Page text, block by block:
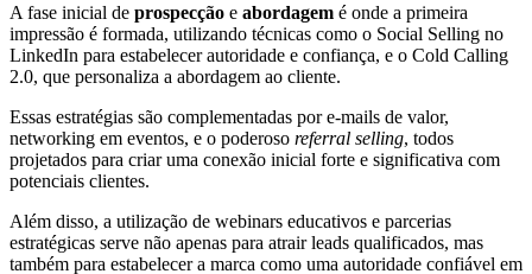
A fase inicial de prospecção e abordagem é onde a primeira
impressão é formada, utilizando técnicas como o Social Selling no
LinkedIn para estabelecer autoridade e confiança, e o Cold Calling
2.0, que personaliza a abordagem ao cliente.
Essas estratégias são complementadas por e-mails de valor,
networking em eventos, e o poderoso referral selling, todos
projetados para criar uma conexão inicial forte e significativa com
potenciais clientes.
Além disso, a utilização de webinars educativos e parcerias
estratégicas serve não apenas para atrair leads qualificados, mas
também para estabelecer a marca como uma autoridade confiável em